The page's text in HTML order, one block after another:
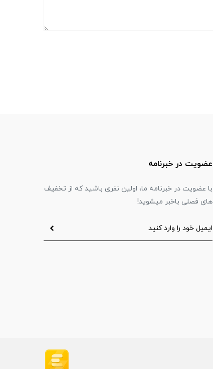
عضویت در خبرنامه
با عضویت در خبرنامه ما، اولین نفری باشید که از تخفیف
های فصلی باخبر میشوید!